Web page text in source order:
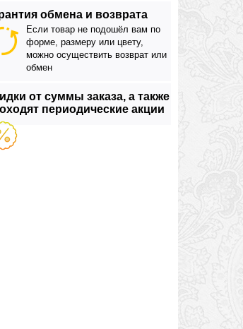
обмена и возврата
Если товар не подошёл вам по
форме, размеру или цвету,
можно осуществить возврат или
обмен
от суммы заказа, а также
периодические акции